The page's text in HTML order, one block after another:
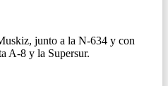
junto a la N-634 y con
A-8 y la Supersur.